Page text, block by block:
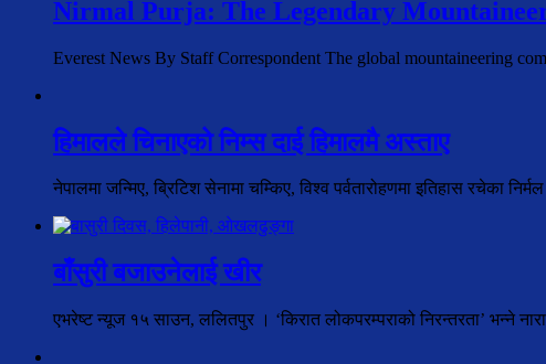
Nirmal Purja: The Legendary
Everest News By Staff Correspondent The global mountaineering
हिमालले चिनाएको निम्स दाई हिमालमै अस्ताए
नेपालमा जन्मिए, ब्रिटिश सेनामा चम्किए, विश्व पर्वतारोहणमा इतिहास रचेका
बाँसुरी बजाउनेलाई खीर
एभरेष्ट न्यूज १५ साउन, ललितपुर । ‘किरात लोकपरम्पराको निरन्तरता’ भन्ने